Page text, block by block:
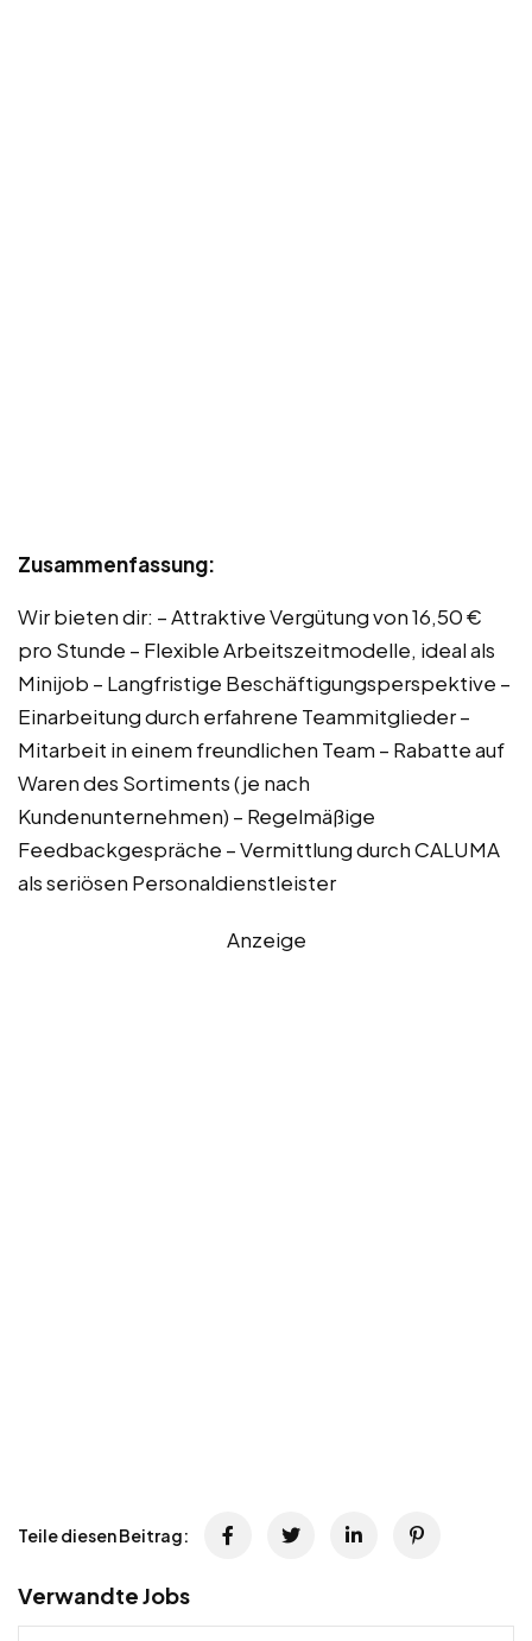
Zusammenfassung:
Wir bieten dir: – Attraktive Vergütung von 16,50 €
pro Stunde – Flexible Arbeitszeitmodelle, ideal als
Minijob – Langfristige Beschäftigungsperspektive –
Einarbeitung durch erfahrene Teammitglieder –
Mitarbeit in einem freundlichen Team – Rabatte auf
Waren des Sortiments (je nach
Kundenunternehmen) – Regelmäßige
Feedbackgespräche – Vermittlung durch CALUMA
als seriösen Personaldienstleister
Anzeige
Teile diesen Beitrag:
Verwandte Jobs